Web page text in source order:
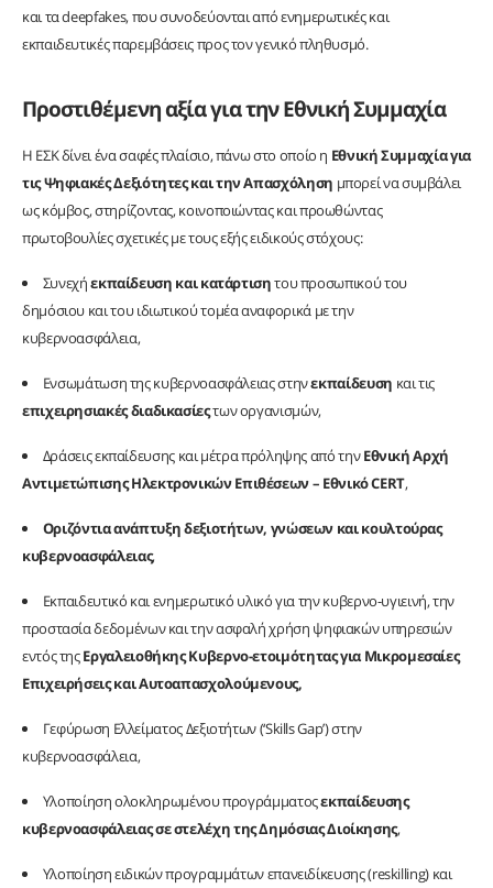
και τα deepfakes, που συνοδεύονται από ενημερωτικές και
εκπαιδευτικές παρεμβάσεις προς τον γενικό πληθυσμό.
Προστιθέμενη αξία για την Εθνική Συμμαχία
Η ΕΣΚ δίνει ένα σαφές πλαίσιο, πάνω στο οποίο η Εθνική Συμμαχία για
τις Ψηφιακές Δεξιότητες και την Απασχόληση μπορεί να συμβάλει
ως κόμβος, στηρίζοντας, κοινοποιώντας και προωθώντας
πρωτοβουλίες σχετικές με τους εξής ειδικούς στόχους:
Συνεχήεκπαίδευση και κατάρτισητου προσωπικού του
δημόσιου και του ιδιωτικού τομέα αναφορικά με την
κυβερνοασφάλεια,
Ενσωμάτωση της κυβερνοασφάλειας στηνεκπαίδευση και τις
επιχειρησιακές διαδικασίεςτων οργανισμών,
Δράσεις εκπαίδευσης και μέτρα πρόληψης από τηνΕθνική Αρχή
Αντιμετώπισης Ηλεκτρονικών Επιθέσεων – Εθνικό CERT,
Οριζόντια ανάπτυξη δεξιοτήτων, γνώσεων και κουλτούρας
κυβερνοασφάλειας,
Εκπαιδευτικό και ενημερωτικό υλικό για την κυβερνο-υγιεινή, την
προστασία δεδομένων και την ασφαλή χρήση ψηφιακών υπηρεσιών
εντός τηςΕργαλειοθήκης Κυβερνο-ετοιμότηταςγια Μικρομεσαίες
Επιχειρήσεις και Αυτοαπασχολούμενους,
Γεφύρωση Ελλείματος Δεξιοτήτων (‘Skills Gap’) στην
κυβερνοασφάλεια,
Υλοποίηση ολοκληρωμένου προγράμματοςεκπαίδευσης
κυβερνοασφάλειας σε στελέχη της Δημόσιας Διοίκησης,
Υλοποίηση ειδικών προγραμμάτων επανειδίκευσης (reskilling) και